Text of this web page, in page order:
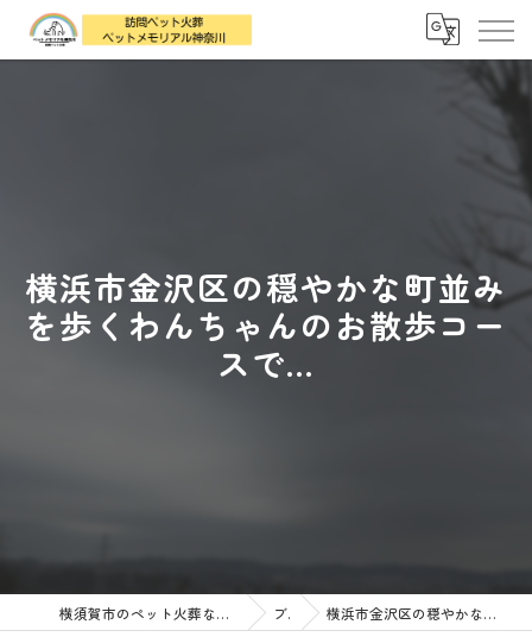
横浜市金沢区の穏やかな町並み
を歩くわんちゃんのお散歩コー
スで...
横須賀市のペット火葬なら訪問ペット火葬 ペットメモリアル神奈川 ブログ 横浜市金沢区の穏やかな町並みを歩くわんちゃんのお散歩コースで...